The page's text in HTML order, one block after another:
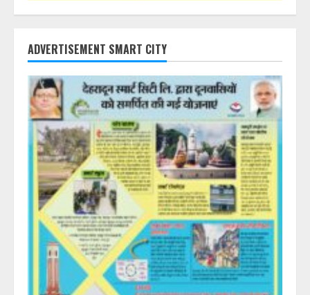
ADVERTISEMENT SMART CITY